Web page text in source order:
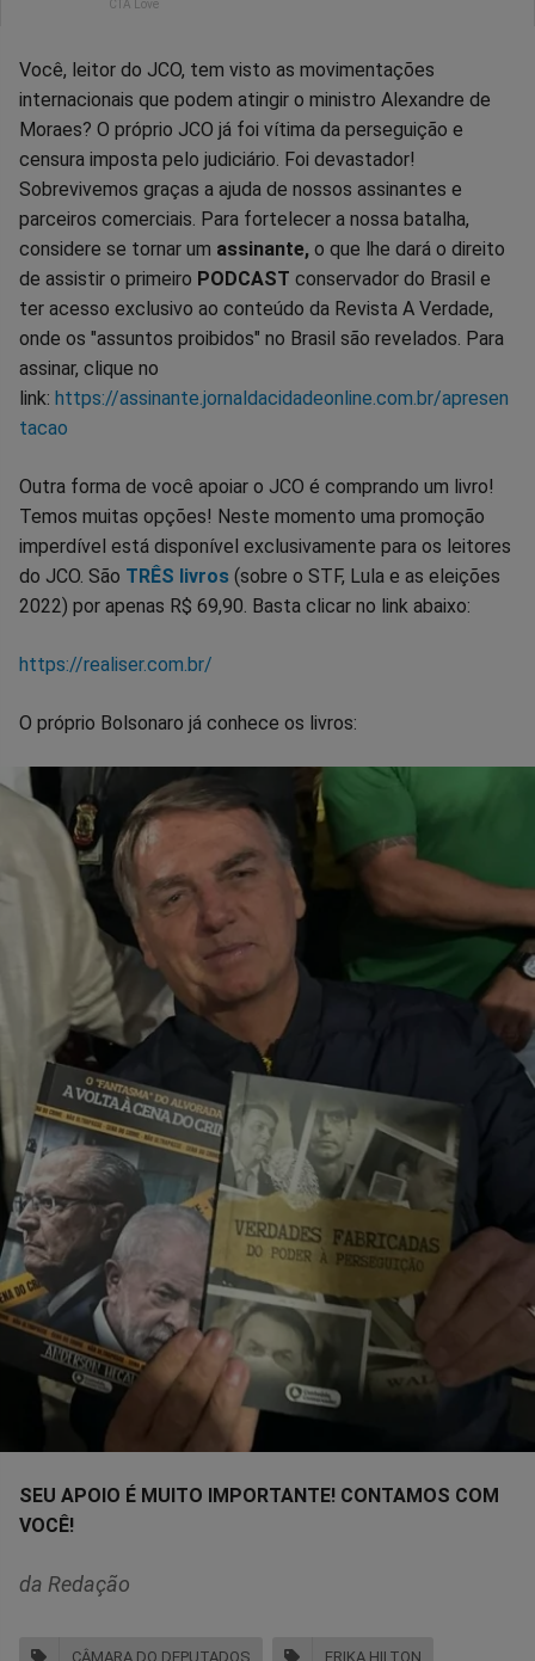
Você, leitor do JCO, tem visto as movimentações
internacionais que podem atingir o ministro Alexandre de
Moraes? O próprio JCO já foi vítima da perseguição e
censura imposta pelo judiciário. Foi devastador!
Sobrevivemos graças a ajuda de nossos assinantes e
parceiros comerciais. Para fortelecer a nossa batalha,
considere se tornar um assinante, o que lhe dará o direito
de assistir o primeiro PODCAST conservador do Brasil e
ter acesso exclusivo ao conteúdo da Revista A Verdade,
onde os "assuntos proibidos" no Brasil são revelados. Para
assinar, clique no
link: https://assinante.jornaldacidadeonline.com.br/apresen
tacao
Outra forma de você apoiar o JCO é comprando um livro!
Temos muitas opções! Neste momento uma promoção
imperdível está disponível exclusivamente para os leitores
do JCO. São TRÊS livros (sobre o STF, Lula e as eleições
2022) por apenas R$ 69,90. Basta clicar no link abaixo:
https://realiser.com.br/
O próprio Bolsonaro já conhece os livros:
SEU APOIO É MUITO IMPORTANTE! CONTAMOS COM
VOCÊ!
da Redação
CÂMARA DO DEPUTADOS ERIKA HILTON